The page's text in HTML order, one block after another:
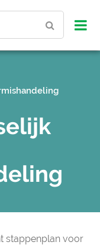
stappenplan voor